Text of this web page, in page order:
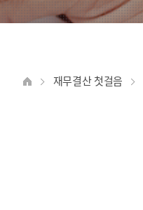
재무결산 첫걸음